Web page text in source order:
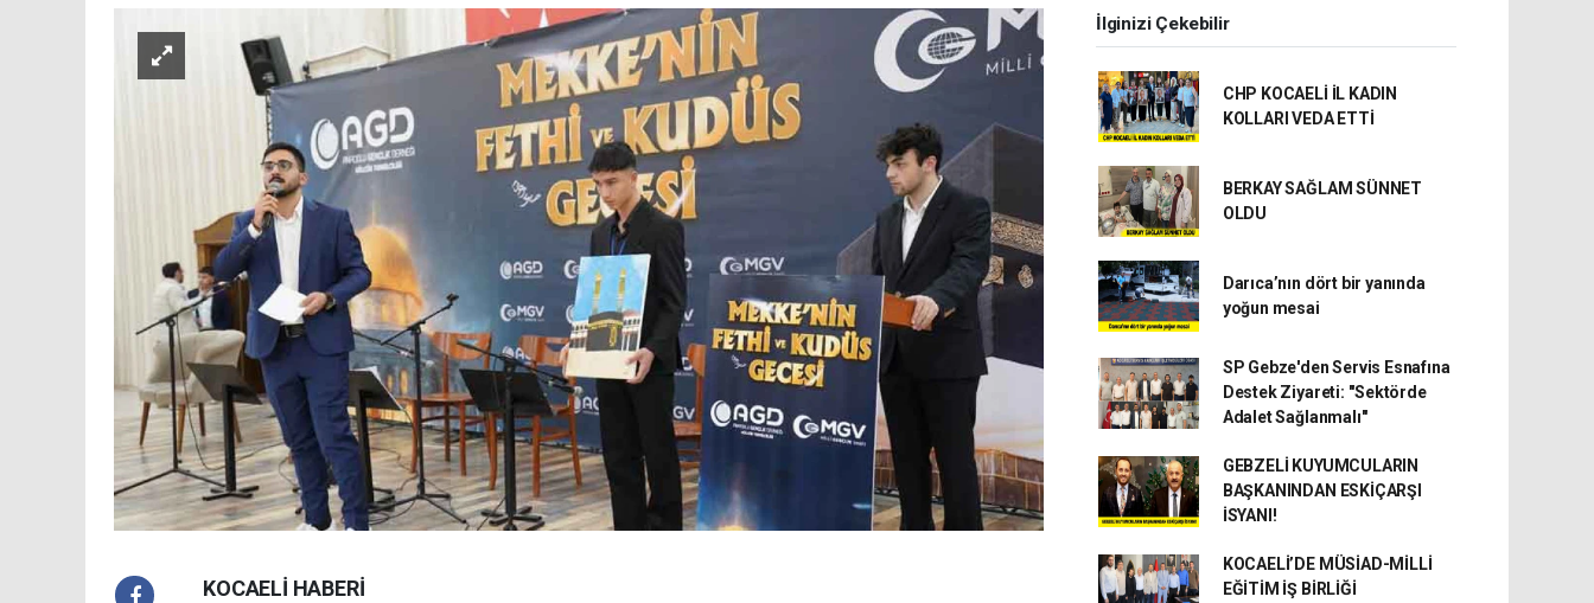
KOCAELİ HABERİ
İlginizi Çekebilir
CHP KOCAELİ İL KADIN
KOLLARI VEDA ETTİ
BERKAY SAĞLAM SÜNNET
OLDU
Darıca’nın dört bir yanında
yoğun mesai
SP Gebze'den Servis Esnafına
Destek Ziyareti: ''Sektörde
Adalet Sağlanmalı''
GEBZELİ KUYUMCULARIN
BAŞKANINDAN ESKİÇARŞI
İSYANI!
KOCAELİ’DE MÜSİAD-MİLLİ
EĞİTİM İŞ BİRLİĞİ